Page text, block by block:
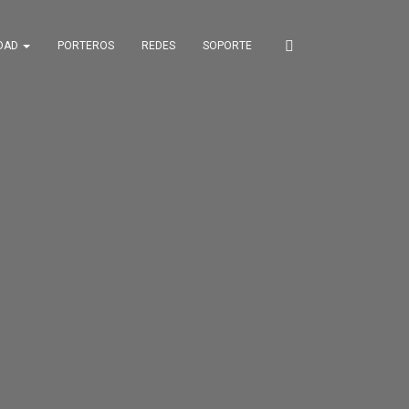
PORTEROS REDES SOPORTE